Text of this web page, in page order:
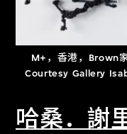
M+，香港，Brown
Courtesy Gallery
哈桑．謝
关于M+藏品
探索世界顶级
文化藏品。